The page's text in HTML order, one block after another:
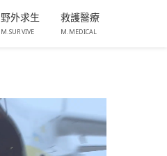
野外求生
M.SURVIVE
救護醫療
M.MEDICAL